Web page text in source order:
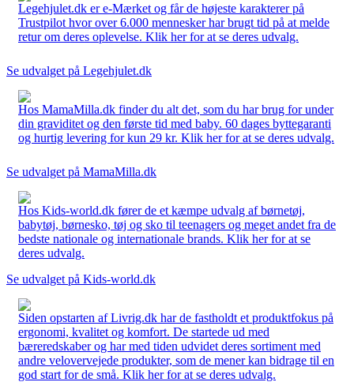
Legehjulet.dk er e-Mærket og får de højeste karakterer på
Trustpilot hvor over 6.000 mennesker har brugt tid på at melde
retur om deres oplevelse. Klik her for at se deres udvalg.
Se udvalget på Legehjulet.dk
Hos MamaMilla.dk finder du alt det, som du har brug for under
din graviditet og den første tid med baby. 60 dages byttegaranti
og hurtig levering for kun 29 kr. Klik her for at se deres udvalg.
Se udvalget på MamaMilla.dk
Hos Kids-world.dk fører de et kæmpe udvalg af børnetøj,
babytøj, børnesko, tøj og sko til teenagers og meget andet fra de
bedste nationale og internationale brands. Klik her for at se
deres udvalg.
Se udvalget på Kids-world.dk
Siden opstarten af Livrig.dk har de fastholdt et produktfokus på
ergonomi, kvalitet og komfort. De startede ud med
bæreredskaber og har med tiden udvidet deres sortiment med
andre velovervejede produkter, som de mener kan bidrage til en
god start for de små. Klik her for at se deres udvalg.